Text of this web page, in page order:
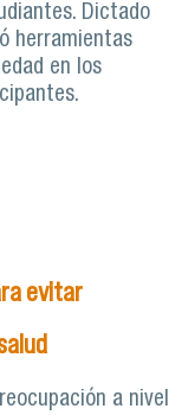
Dictado
herramientas
en los
se
evitar
a nivel